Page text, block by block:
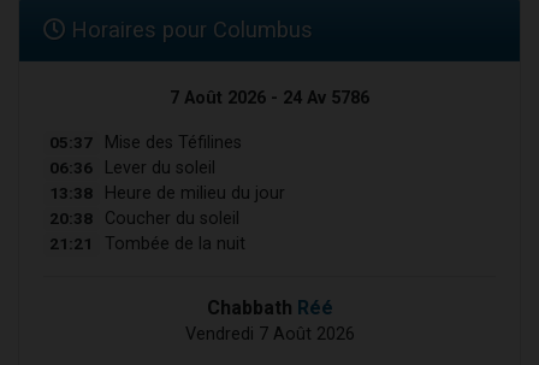
Horaires pour Columbus
7 Août 2026 - 24 Av 5786
05:37 Mise des Téfilines
06:36 Lever du soleil
13:38 Heure de milieu du jour
20:38 Coucher du soleil
21:21 Tombée de la nuit
Chabbath Réé
Vendredi 7 Août 2026